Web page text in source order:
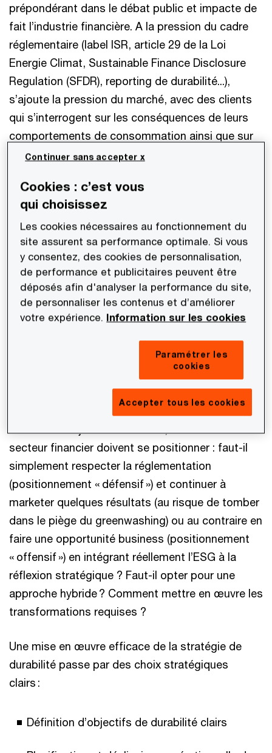
prépondérant dans le débat public et impacte de
fait l’industrie financière. A la pression du cadre
réglementaire (label ISR, article 29 de la Loi
Energie Climat, Sustainable Finance Disclosure
Regulation (SFDR), reporting de durabilité...),
s’ajoute la pression du marché, avec des clients
qui s’interrogent sur les conséquences de leurs
comportements de consommation ainsi que sur
leur réputation.
Sur le volet produit, les services financiers se
doivent de faire évoluer leur offre pour s’aligner
avec ce nouveau paradigme. Cette évolution
nécessite de se doter des moyens
organisationnels et techniques pour délivrer ces
produits et services. Il faut ainsi créer de
nouveaux modèles organisationnels, mettre en
place de nouveaux outils de gestion et collecter
souscription ou de suivi de la relation client.
Intégration de la durabilité dans les
priorités stratégiques
secteur financier doivent se positionner : faut-il
simplement respecter la réglementation
(positionnement « défensif ») et continuer à
marketer quelques résultats (au risque de tomber
dans le piège du greenwashing) ou au contraire en
faire une opportunité business (positionnement
« offensif ») en intégrant réellement l’ESG à la
réflexion stratégique ? Faut-il opter pour une
approche hybride ? Comment mettre en œuvre les
transformations requises ?
Une mise en œuvre efficace de la stratégie de
durabilité passe par des choix stratégiques
clairs :
Définition d’objectifs de durabilité clairs
Cookies : c’est vous
qui choisissez
Les cookies nécessaires au fonctionnement du
site assurent sa performance optimale. Si vous
y consentez, des cookies de personnalisation,
de performance et publicitaires peuvent être
déposés afin d'analyser la performance du site,
de personnaliser les contenus et d’améliorer
votre expérience. Information sur les cookies
Paramétrer les
cookies
Accepter tous les cookies
Continuer sans accepter x